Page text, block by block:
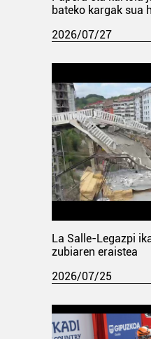
bateko kargak sua
2026/07/27
La Salle-Legazpi
zubiaren eraistea
2026/07/25